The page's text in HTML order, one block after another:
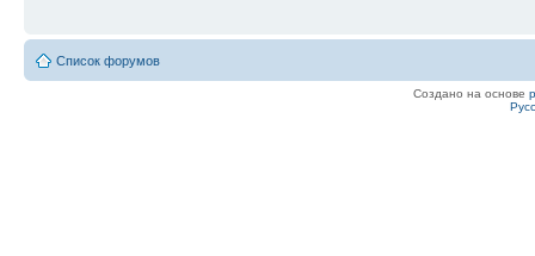
Список форумов
Создано на основе